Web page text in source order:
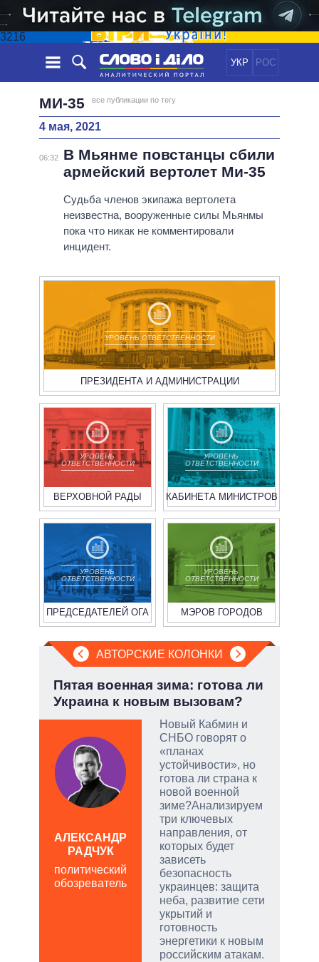
3216
УКР РОС
НОВОСТИ
ЛЕНТА
СОБЫТИЯ
СТАТЬИ
МНЕНИЯ
ОБЗОРЫ
ДАЙДЖЕСТЫ
ЭКОНОМИКА
ОБЩЕСТВО
МИР
ПОЛИТИКИ
ВСЕ ПОЛИТИКИ
ПРЕЗИДЕНТ И ОФИС
ВЕРХОВНАЯ РАДА
ГЛАВЫ ОБЛАДМИНИСТРАЦИЙ
ВСЕ ПЕРСОНЫ
ИНФОГРАФИКА
ВИДЕО
СРАВНЕНИЕ ПОЛИТИКОВ
МИ-35 все публикации по тегу
4 мая, 2021
06:32
В Мьянме повстанцы сбили
армейский вертолет Ми-35
Судьба членов экипажа вертолета
неизвестна, вооруженные силы Мьянмы
пока что никак не комментировали
инцидент.
УРОВЕНЬ ОТВЕТСТВЕННОСТИ
ПРЕЗИДЕНТА И АДМИНИСТРАЦИИ
УРОВЕНЬ
ОТВЕТСТВЕННОСТИ
ВЕРХОВНОЙ РАДЫ
УРОВЕНЬ
ОТВЕТСТВЕННОСТИ
КАБИНЕТА МИНИСТРОВ
УРОВЕНЬ
ОТВЕТСТВЕННОСТИ
ПРЕДСЕДАТЕЛЕЙ ОГА
УРОВЕНЬ
ОТВЕТСТВЕННОСТИ
МЭРОВ ГОРОДОВ
АВТОРСКИЕ КОЛОНКИ
Пятая военная зима: готова ли
Украина к новым вызовам?
Новый Кабмин и
СНБО говорят о
«планах
устойчивости», но
готова ли страна к
новой военной
зиме?Анализируем
три ключевых
направления, от
которых будет
зависеть
безопасность
украинцев: защита
неба, развитие сети
укрытий и
готовность
энергетики к новым
российским атакам.
АЛЕКСАНДР
РАДЧУК
политический
обозреватель